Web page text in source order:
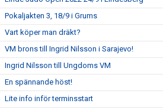
Pokaljakten 3, 18/9 i Grums
Vart köper man dräkt?
VM brons till Ingrid Nilsson i Sarajevo!
Ingrid Nilsson till Ungdoms VM
En spännande höst!
Lite info inför terminsstart